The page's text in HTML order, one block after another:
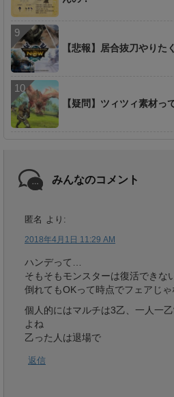
【悲報】居合抜刀やりた
【疑問】ツィツィ素材っ
みんなのコメント
匿名 より:
2018年4月1日 11:29 AM
ハンデって…
そもそもモンスターは復活できな
倒れてもOKって時点でフェアじ
個人的にはマルチは3乙、一人一
よね
乙った人は退場で
返信